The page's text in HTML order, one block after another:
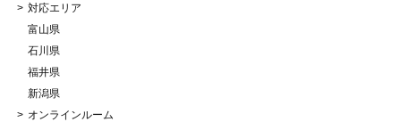
対応エリア
富山県
石川県
福井県
新潟県
オンラインルーム